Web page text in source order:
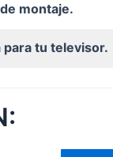
montaje.
tu televisor.